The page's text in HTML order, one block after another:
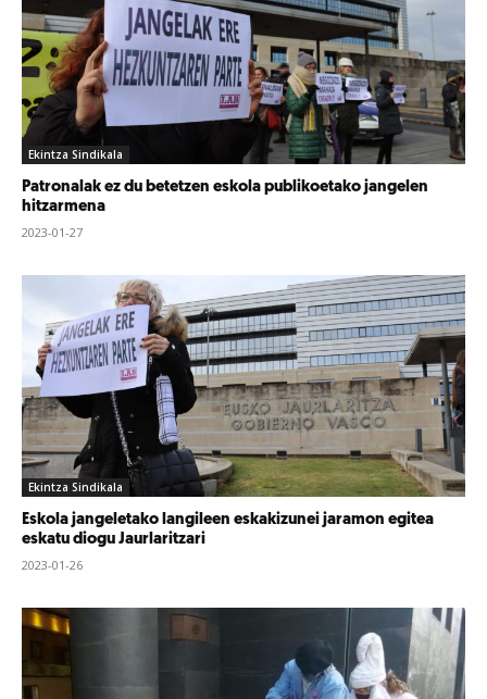
Ekintza Sindikala
Patronalak ez du betetzen eskola publikoetako jangelen
hitzarmena
2023-01-27
Ekintza Sindikala
Eskola jangeletako langileen eskakizunei jaramon egitea
eskatu diogu Jaurlaritzari
2023-01-26